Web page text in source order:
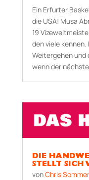
Ein Erfurter
die USA! Musa
19
den viele kennen.
Weitergehen und
wenn der
DIE
STELLT SICH
vonChris